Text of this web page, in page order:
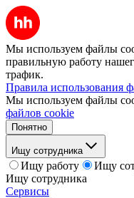
Мы используем файлы
правильную работу
трафик.
Правила использования
Мы используем файлы
файлов cookie
Понятно
Ищу сотрудника
Ищу работу
Ищу
Ищу сотрудника
Сервисы